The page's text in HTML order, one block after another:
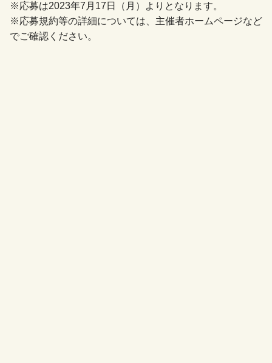
※応募は2023年7月17日（月）よりとなります。
※応募規約等の詳細については、主催者ホームページなど
でご確認ください。